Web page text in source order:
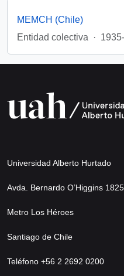
MEMCH (Chile)
Entidad colectiva
· 1935-
Universidad Alberto Hurtado
Avda. Bernardo O’Higgins 1825
Metro Los Héroes
Santiago de Chile
Teléfono +56 2 2692 0200